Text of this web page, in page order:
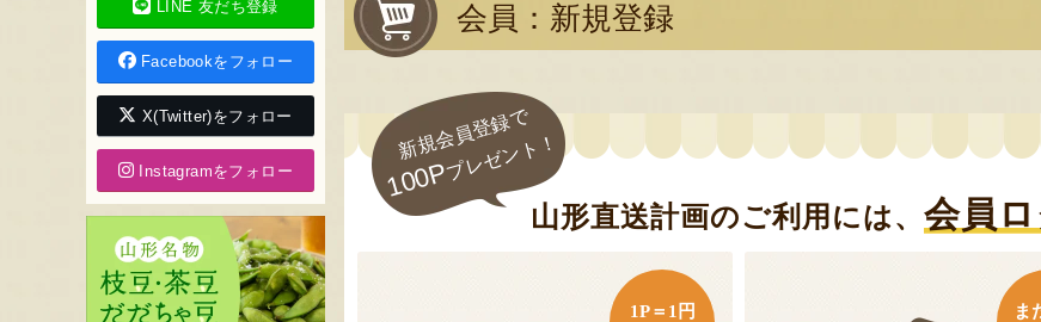
会員：新規登録
新規会員登録で
100Pプレゼント！
山形直送計画のご利用には、 会員
1P＝1円
ま
LINE 友だち登録
Facebookをフォロー
X(Twitter)をフォロー
Instagramをフォロー